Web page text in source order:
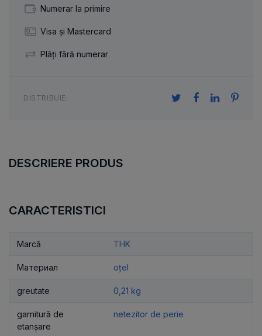
Numerar la primire
Visa și Mastercard
Plăți fără numerar
DISTRIBUIE:
DESCRIERE PRODUS
CARACTERISTICI
Marcă THK
Материал oțel
greutate 0,21 kg
garnitură de
etanșare
netezitor de perie